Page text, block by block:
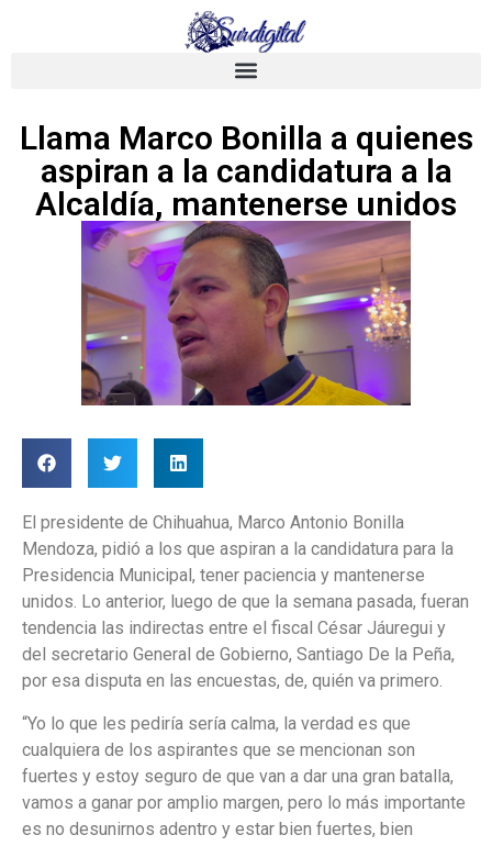
Llama Marco Bonilla a quienes
aspiran a la candidatura a la
Alcaldía, mantenerse unidos
El presidente de Chihuahua, Marco Antonio Bonilla
Mendoza, pidió a los que aspiran a la candidatura para la
Presidencia Municipal, tener paciencia y mantenerse
unidos. Lo anterior, luego de que la semana pasada, fueran
tendencia las indirectas entre el fiscal César Jáuregui y
del secretario General de Gobierno, Santiago De la Peña,
por esa disputa en las encuestas, de, quién va primero.
“Yo lo que les pediría sería calma, la verdad es que
cualquiera de los aspirantes que se mencionan son
fuertes y estoy seguro de que van a dar una gran batalla,
vamos a ganar por amplio margen, pero lo más importante
es no desunirnos adentro y estar bien fuertes, bien